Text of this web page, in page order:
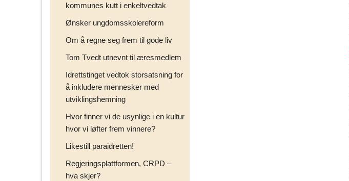
kommunes kutt i enkeltvedtak
Ønsker ungdomsskolereform
Om å regne seg frem til gode liv
Tom Tvedt utnevnt til æresmedlem
Idrettstinget vedtok storsatsning for
å inkludere mennesker med
utviklingshemning
Hvor finner vi de usynlige i en kultur
hvor vi løfter frem vinnere?
Likestill paraidretten!
Regjeringsplattformen, CRPD –
hva skjer?